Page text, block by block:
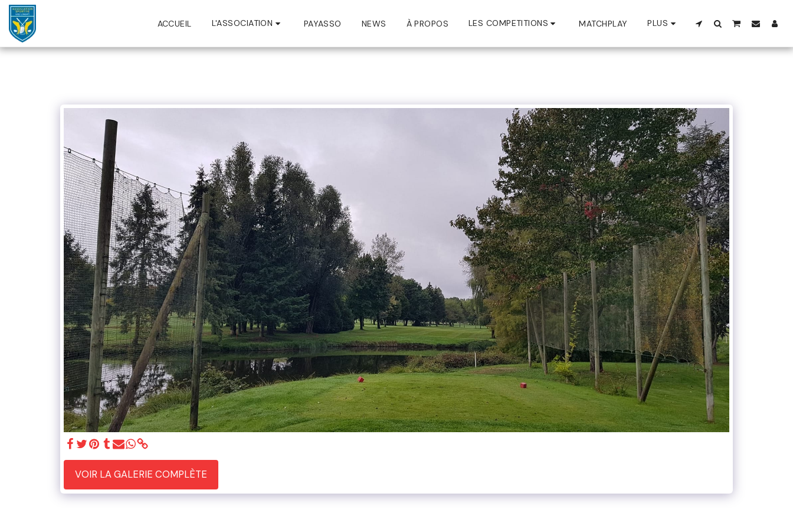
ACCUEIL L'ASSOCIATION PAYASSO NEWS À PROPOS LES COMPETITIONS MATCHPLAY PLUS
VOIR LA GALERIE COMPLÈTE